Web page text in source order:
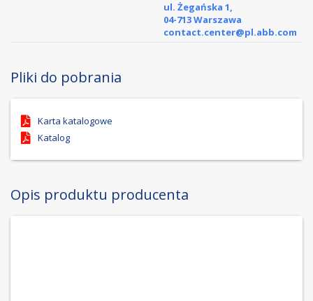
ul. Żegańska 1,
04-713 Warszawa
contact.center@pl.abb.com
Pliki do pobrania
Karta katalogowe
Katalog
Opis produktu producenta